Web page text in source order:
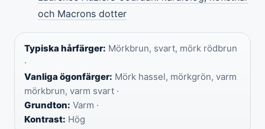
och Macrons dotter
Typiska hårfärger: Mörkbrun, svart, mörk rödbrun
·
Vanliga ögonfärger: Mörk hassel, mörkgrön, varm
mörkbrun, varm svart ·
Grundton: Varm ·
Kontrast: Hög